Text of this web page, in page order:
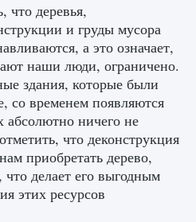
EPalworld
— Невозможно
мира»
2 711 0 0
что деревья,
и груды мусора
а это означает,
наши люди, ограничено.
здания, которые были
со временем появляются
абсолютно ничего не
что деконструкция
приобретать дерево,
делает его выгодным
этих ресурсов